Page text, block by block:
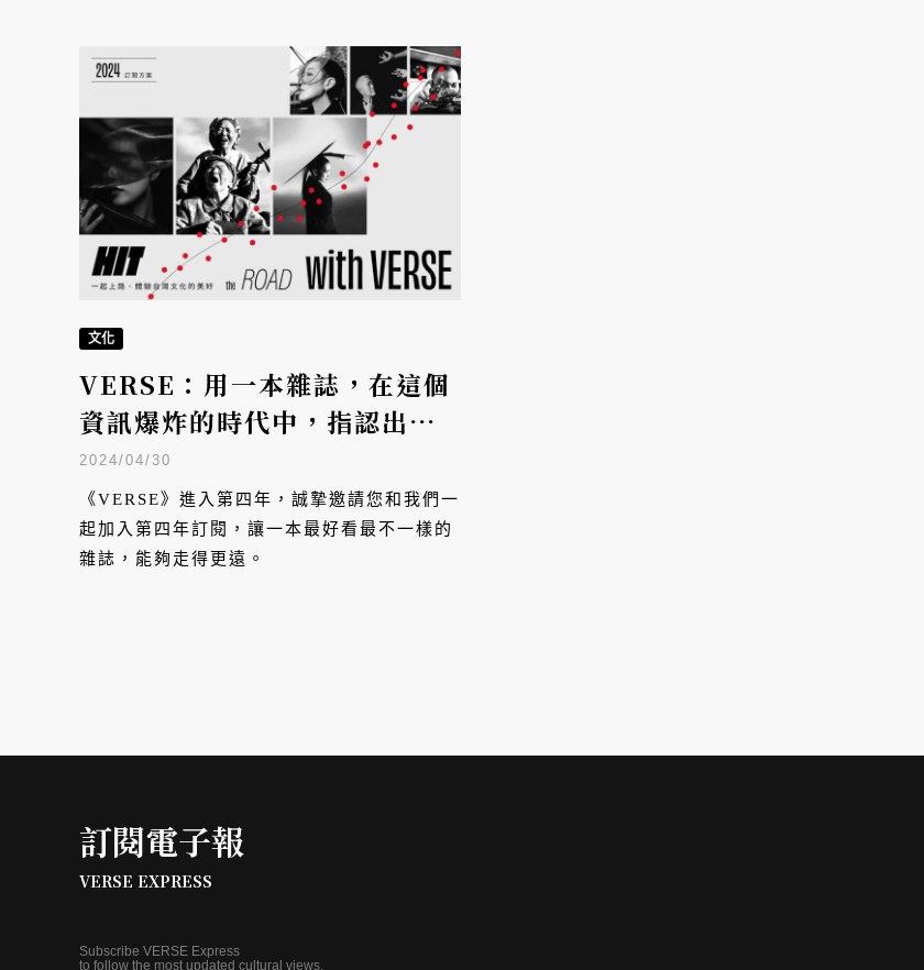
文化
VERSE：用一本雜誌，在這個
資訊爆炸的時代中，指認出正
在浮現的文化浪潮
2024/04/30
《VERSE》進入第四年，誠摯邀請您和我們一
起加入第四年訂閱，讓一本最好看最不一樣的
雜誌，能夠走得更遠。
訂閱電子報
VERSE EXPRESS
Subscribe VERSE Express
to follow the most updated cultural views.